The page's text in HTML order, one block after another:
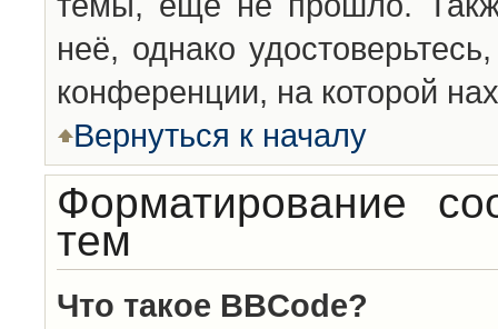
неё, однако
конференции, на которой
Вернуться к началу
Форматирование
тем
Что такое BBCode?